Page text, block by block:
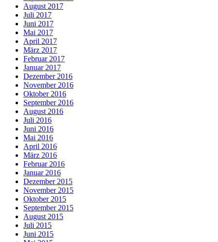
August 2017
Juli 2017
Juni 2017
Mai 2017
April 2017
März 2017
Februar 2017
Januar 2017
Dezember 2016
November 2016
Oktober 2016
September 2016
August 2016
Juli 2016
Juni 2016
Mai 2016
April 2016
März 2016
Februar 2016
Januar 2016
Dezember 2015
November 2015
Oktober 2015
September 2015
August 2015
Juli 2015
Juni 2015